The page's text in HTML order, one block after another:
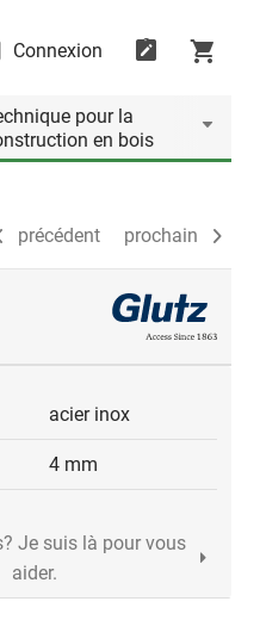
Connexion
pour la
en bois
précédent prochain
précédent prochain
acier inox
4 mm
Je suis là pour vous
aider.